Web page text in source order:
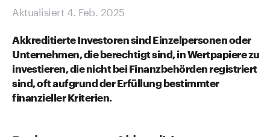
Aktualisiert 4. Feb. 2025
Akkreditierte Investoren sind Einzelpersonen oder
Unternehmen, die berechtigt sind, in Wertpapiere zu
investieren, die nicht bei Finanzbehörden registriert
sind, oft aufgrund der Erfüllung bestimmter
finanzieller Kriterien.